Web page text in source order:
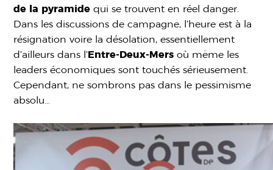
de la pyramide qui se trouvent en réel danger.
Dans les discussions de campagne, l’heure est à la
résignation voire la désolation, essentiellement
d’ailleurs dans l’Entre-Deux-Mers où même les
leaders économiques sont touchés sérieusement.
Cependant, ne sombrons pas dans le pessimisme
absolu…